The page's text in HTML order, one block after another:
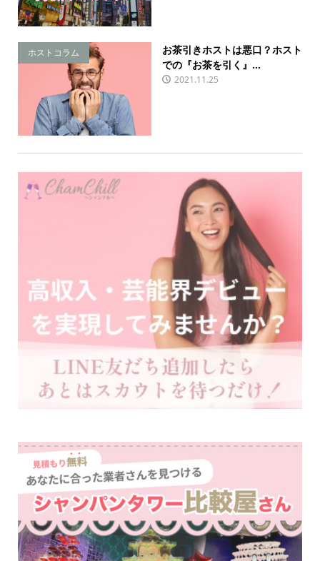
ホストコラム
お茶引きホストは悪口？ホスト
での『お茶を引く』...
2021.11.25